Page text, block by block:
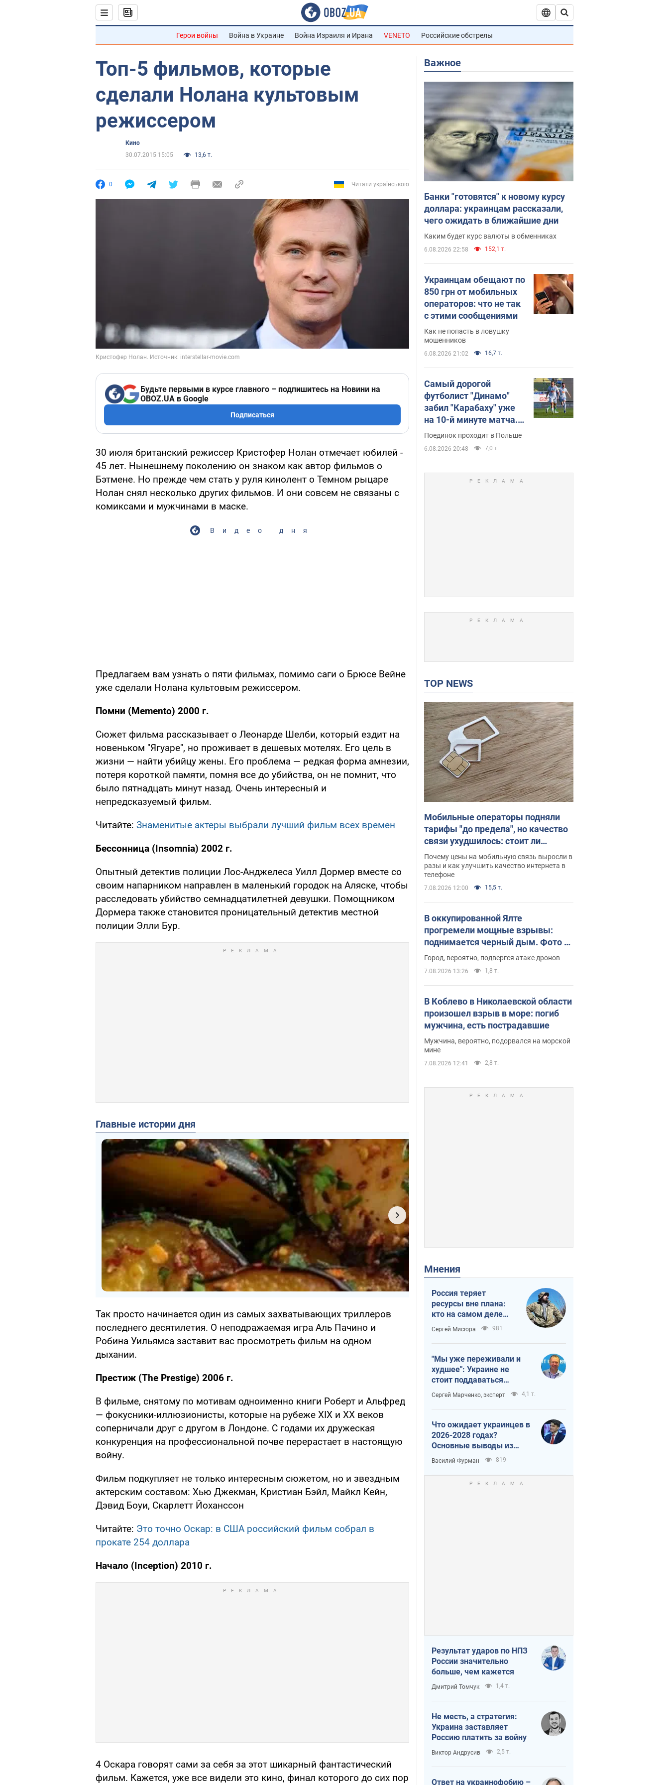
Герои войны Война в Украине Война Израиля и Ирана VENETO Российские обстрелы
Топ-5 фильмов, которые
сделали Нолана культовым
режиссером
Кино
30.07.2015 15:05
13,6 т.
0 Читати українською
Будьте первыми в курсе главного – подпишитесь на Новини на
OBOZ.UA в Google
Подписаться
30 июля британский режиссер Кристофер Нолан отмечает юбилей -
45 лет. Нынешнему поколению он знаком как автор фильмов о
Бэтмене. Но прежде чем стать у руля кинолент о Темном рыцаре
Нолан снял несколько других фильмов. И они совсем не связаны с
комиксами и мужчинами в маске.
Видео дня
Предлагаем вам узнать о пяти фильмах, помимо саги о Брюсе Вейне
уже сделали Нолана культовым режиссером.
Помни (Memento) 2000 г.
Сюжет фильма рассказывает о Леонарде Шелби, который ездит на
новеньком "Ягуаре", но проживает в дешевых мотелях. Его цель в
жизни — найти убийцу жены. Его проблема — редкая форма амнезии,
потеря короткой памяти, помня все до убийства, он не помнит, что
было пятнадцать минут назад. Очень интересный и
непредсказуемый фильм.
Читайте: Знаменитые актеры выбрали лучший фильм всех времен
Бессонница (Insomnia) 2002 г.
Опытный детектив полиции Лос-Анджелеса Уилл Дормер вместе со
своим напарником направлен в маленький городок на Аляске, чтобы
расследовать убийство семнадцатилетней девушки. Помощником
Дормера также становится проницательный детектив местной
полиции Элли Бур.
Главные истории дня
Так просто начинается один из самых захватывающих триллеров
последнего десятилетия. О неподражаемая игра Аль Пачино и
Робина Уильямса заставит вас просмотреть фильм на одном
дыхании.
Престиж (The Prestige) 2006 г.
В фильме, снятому по мотивам одноименно книги Роберт и Альфред
— фокусники-иллюзионисты, которые на рубеже XIX и XX веков
соперничали друг с другом в Лондоне. С годами их дружеская
конкуренция на профессиональной почве перерастает в настоящую
войну.
Фильм подкупляет не только интересным сюжетом, но и звездным
актерским составом: Хью Джекман, Кристиан Бэйл, Майкл Кейн,
Дэвид Боуи, Скарлетт Йоханссон
Читайте: Это точно Оскар: в США российский фильм собрал в
прокате 254 доллара
Начало (Inception) 2010 г.
4 Оскара говорят сами за себя за этот шикарный фантастический
фильм. Кажется, уже все видели это кино, финал которого до сих пор
Важное
Банки "готовятся" к новому курсу
доллара: украинцам рассказали,
чего ожидать в ближайшие дни
Каким будет курс валюты в обменниках
6.08.2026 22:58 152,1 т.
Украинцам обещают по
850 грн от мобильных
операторов: что не так
с этими сообщениями
Как не попасть в ловушку
мошенников
6.08.2026 21:02 16,7 т.
Самый дорогой
футболист "Динамо"
забил "Карабаху" уже
на 10-й минуте матча.
Видео
Поединок проходит в Польше
6.08.2026 20:48 7,0 т.
TOP NEWS
Мобильные операторы подняли
тарифы "до предела", но качество
связи ухудшилось: стоит ли
жаловаться на цены
Почему цены на мобильную связь выросли в
разы и как улучшить качество интернета в
телефоне
7.08.2026 12:00 15,5 т.
В оккупированной Ялте
прогремели мощные взрывы:
поднимается черный дым. Фото и
видео
Город, вероятно, подвергся атаке дронов
7.08.2026 13:26 1,8 т.
В Коблево в Николаевской области
произошел взрыв в море: погиб
мужчина, есть пострадавшие
Мужчина, вероятно, подорвался на морской
мине
7.08.2026 12:41 2,8 т.
Мнения
Россия теряет
ресурсы вне плана:
кто на самом деле
диктует темп войны
Сергей Мисюра 981
"Мы уже переживали и
худшее": Украине не
стоит поддаваться
отчаянию из-за
ракетного террора
Сергей Марченко, эксперт 4,1 т.
Что ожидает украинцев в
2026-2028 годах?
Основные выводы из
новых прогнозов от НБУ
Василий Фурман 819
Результат ударов по НПЗ
России значительно
больше, чем кажется
Дмитрий Томчук 1,4 т.
Не месть, а стратегия:
Украина заставляет
Россию платить за войну
Виктор Андрусив 2,5 т.
Ответ на украинофобию –